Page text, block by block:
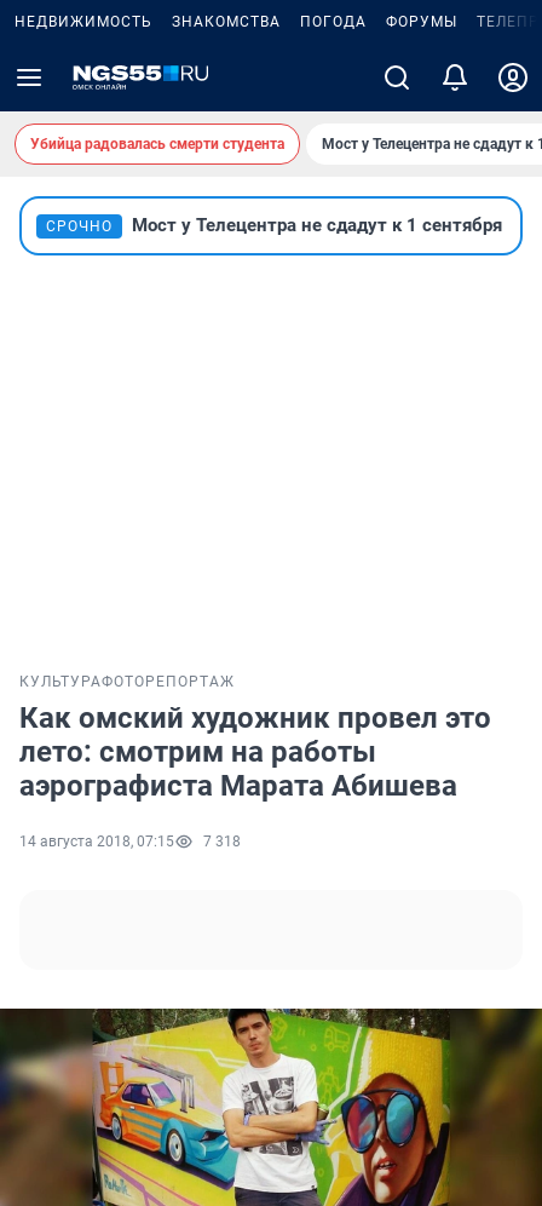
НЕДВИЖИМОСТЬ ЗНАКОМСТВА ПОГОДА ФОРУМЫ
Убийца радовалась смерти студента Мост у Телецентра не сдадут к
СРОЧНО Мост у Телецентра не сдадут к 1 сентября
КУЛЬТУРАФОТОРЕПОРТАЖ
Как омский художник провел это
лето: смотрим на работы
аэрографиста Марата Абишева
14 августа 2018, 07:15 7 318